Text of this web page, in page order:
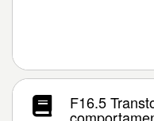
F16.5